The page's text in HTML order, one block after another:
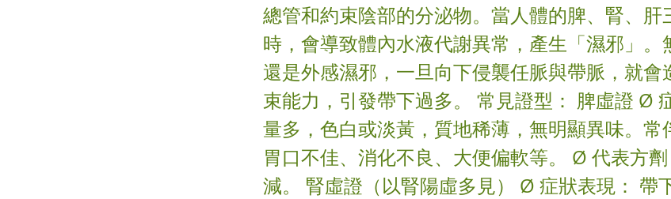
總管和約束陰部的分泌物。當人體的脾、腎、肝
時，會導致體內水液代謝異常，產生「濕邪」。
還是外感濕邪，一旦向下侵襲任脈與帶脈，就會
束能力，引發帶下過多。 常見證型： 脾虛證 Ø
量多，色白或淡黃，質地稀薄，無明顯異味。常
胃口不佳、消化不良、大便偏軟等。 Ø 代表方
減。 腎虛證（以腎陽虛多見） Ø 症狀表現： 帶